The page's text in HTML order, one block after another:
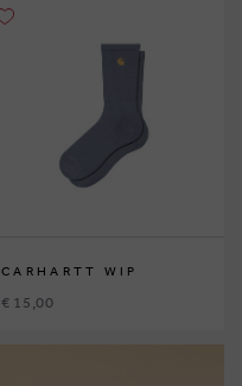
CARHARTT WIP
€ 15,00